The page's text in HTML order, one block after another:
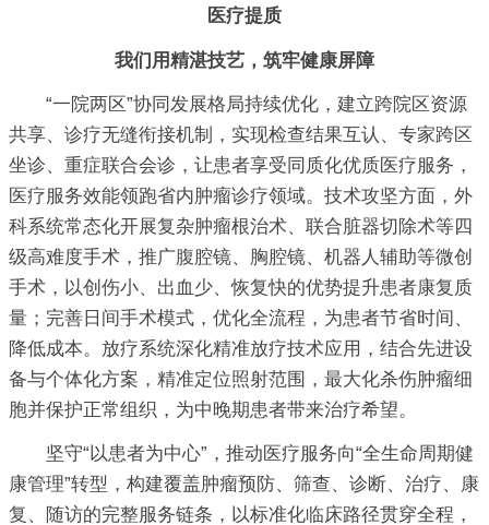
医疗提质
我们用精湛技艺，筑牢健康屏障
“一院两区”协同发展格局持续优化，建立跨院区资源
共享、诊疗无缝衔接机制，实现检查结果互认、专家跨区
坐诊、重症联合会诊，让患者享受同质化优质医疗服务，
医疗服务效能领跑省内肿瘤诊疗领域。技术攻坚方面，外
科系统常态化开展复杂肿瘤根治术、联合脏器切除术等四
级高难度手术，推广腹腔镜、胸腔镜、机器人辅助等微创
手术，以创伤小、出血少、恢复快的优势提升患者康复质
量；完善日间手术模式，优化全流程，为患者节省时间、
降低成本。放疗系统深化精准放疗技术应用，结合先进设
备与个体化方案，精准定位照射范围，最大化杀伤肿瘤细
胞并保护正常组织，为中晚期患者带来治疗希望。
坚守“以患者为中心”，推动医疗服务向“全生命周期健
康管理”转型，构建覆盖肿瘤预防、筛查、诊断、治疗、康
复、随访的完整服务链条，以标准化临床路径贯穿全程，